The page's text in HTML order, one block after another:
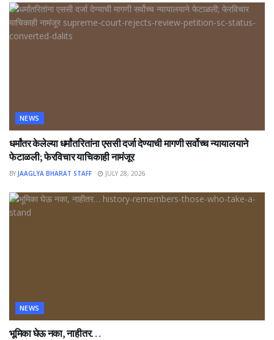
NEWS
धर्मांतर केलेल्या धर्मांतरितांना एससी दर्जा देण्याची मागणी सर्वोच्च न्यायालयाने
फेटाळली; फेरविचार याचिकाही नामंजूर
BY JAAGLYA BHARAT STAFF JULY 28, 2026
NEWS
भूमिका घेऊ नका, नाहीतर…